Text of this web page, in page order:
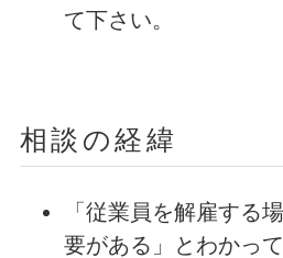
て下さい。
相談の経緯
「従業員を解雇する
要がある」とわかって